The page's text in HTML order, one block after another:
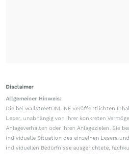
Disclaimer
Allgemeiner Hinweis:
Die bei wallstreetONLINE veröffentlichten
Leser, unabhängig von ihrer konkreten
Anlageverhalten oder ihren Anlagezielen. Sie
individuelle Situation des einzelnen Lesers
individuellen Bedürfnisse ausgerichtete,